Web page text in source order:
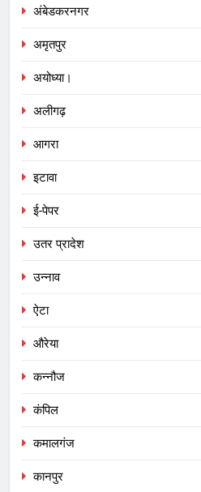
अंबेडकरनगर
अमृतपुर
अयोध्या।
अलीगढ़
आगरा
इटावा
ई-पेपर
उतर प्रादेश
उन्नाव
ऐटा
औरेया
कन्नौज
कंपिल
कमालगंज
कानपुर